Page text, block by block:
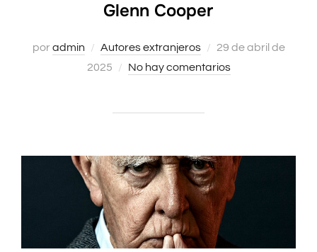
Glenn Cooper
poradmin Autores extranjeros
Publicado
el
29 de abril de
2025
No hay comentarios